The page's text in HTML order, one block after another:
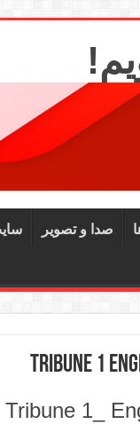
صدا و تصویر
Tribune 1
Tribune 1_